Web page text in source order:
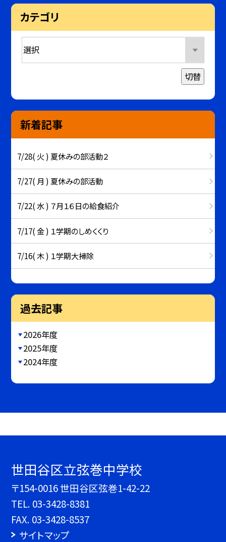
カテゴリ
切替
新着記事
7/28( 火 ) 夏休みの部活動２
7/27( 月 ) 夏休みの部活動
7/22( 水 ) ７月１６日の給食紹介
7/17( 金 ) １学期のしめくくり
7/16( 木 ) １学期大掃除
過去記事
2026年度
2025年度
2024年度
世田谷区立弦巻中学校
〒154-0016 世田谷区弦巻1-42-22
TEL. 03-3428-8381
FAX. 03-3428-8537
サイトマップ